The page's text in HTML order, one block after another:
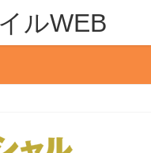
ルWEB